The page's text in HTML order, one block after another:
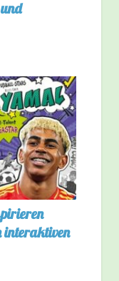
interaktiven